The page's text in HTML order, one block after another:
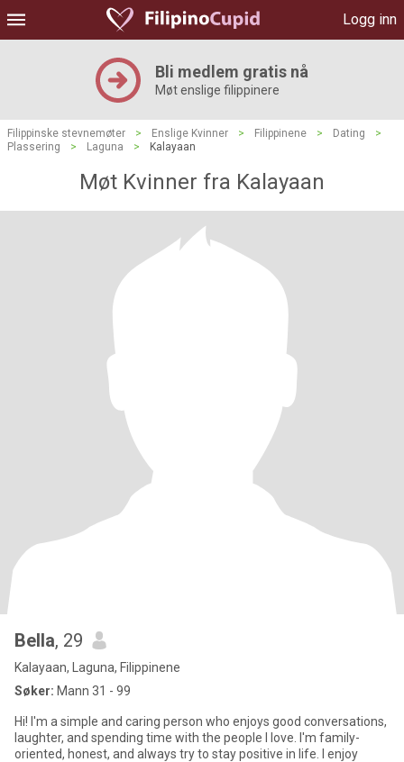
Logg inn
Bli medlem gratis nå
Møt enslige filippinere
Filippinske stevnemøter > Enslige Kvinner > Filippinene > Dating
>
Plassering
> Laguna > Kalayaan
Møt Kvinner fra Kalayaan
Bella, 29
Kalayaan, Laguna, Filippinene
Søker: Mann 31 - 99
Hi! I'm a simple and caring person who enjoys good conversations,
laughter, and spending time with the people I love. I'm family-
oriented, honest, and always try to stay positive in life. I enjoy